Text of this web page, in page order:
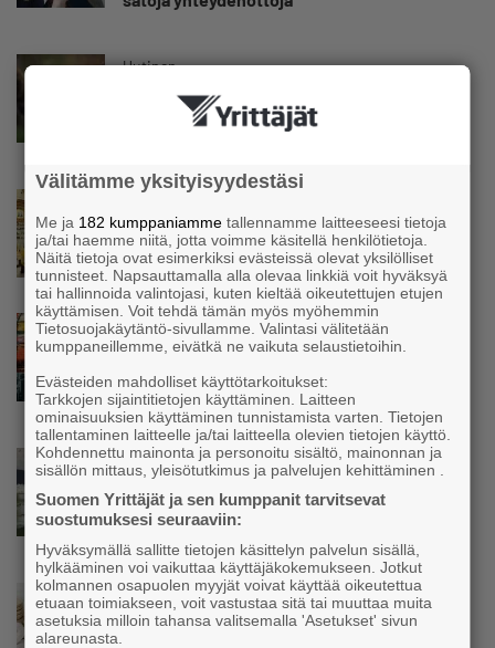
Uutinen
Koneyrittäjät: Lainsäädännössä ”villisian
mentävä porsaanreikä” – ”Rajoitusten
vahingot eivät voi jäädä vain yksittäisen
Yrittäjien Mikael Pentikäiseltä YEL-varoitus
hallitukselle: ”Voi tulla ikävä yllätys”
Uutinen
Matti Korvela on yrittäjänä harvinaisuus:
”Asiakkainani on eturivin muusikoita niin
Euroopasta kuin Yhdysvalloistakin”
Uutinen
”Herättävät kysymyksen, mikä meitä
suomalaisia vaivaa” – Yrittäjien
toimitusjohtaja hätkähti
sairauspoissaolotilastoa
Uutinen
Tämä erottaa suomalaiset pk-yritykset
Välitämme yksityisyydestäsi
Me ja 182 kumppaniamme tallennamme laitteeseesi tietoja
ja/tai haemme niitä, jotta voimme käsitellä henkilötietoja.
Näitä tietoja ovat esimerkiksi evästeissä olevat yksilölliset
tunnisteet. Napsauttamalla alla olevaa linkkiä voit hyväksyä
tai hallinnoida valintojasi, kuten kieltää oikeutettujen etujen
käyttämisen. Voit tehdä tämän myös myöhemmin
Tietosuojakäytäntö-sivullamme. Valintasi välitetään
kumppaneillemme, eivätkä ne vaikuta selaustietoihin.
Evästeiden mahdolliset käyttötarkoitukset:
Tarkkojen sijaintitietojen käyttäminen. Laitteen
ominaisuuksien käyttäminen tunnistamista varten. Tietojen
tallentaminen laitteelle ja/tai laitteella olevien tietojen käyttö.
Kohdennettu mainonta ja personoitu sisältö, mainonnan ja
sisällön mittaus, yleisötutkimus ja palvelujen kehittäminen .
Suomen Yrittäjät ja sen kumppanit tarvitsevat
suostumuksesi seuraaviin:
Hyväksymällä sallitte tietojen käsittelyn palvelun sisällä,
hylkääminen voi vaikuttaa käyttäjäkokemukseen. Jotkut
kolmannen osapuolen myyjät voivat käyttää oikeutettua
etuaan toimiakseen, voit vastustaa sitä tai muuttaa muita
asetuksia milloin tahansa valitsemalla 'Asetukset' sivun
alareunasta.